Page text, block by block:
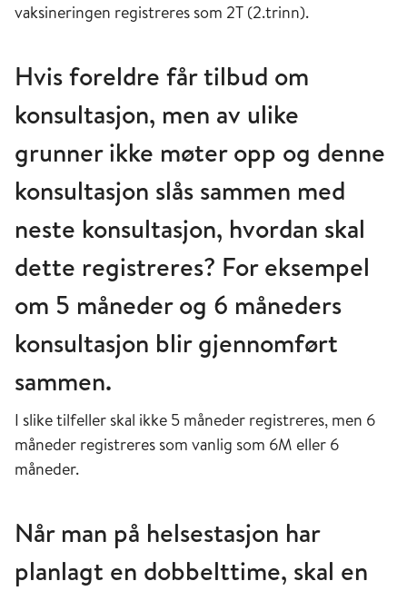
vaksineringen registreres som 2T (2.trinn).
Hvis foreldre får tilbud om
konsultasjon, men av ulike
grunner ikke møter opp og denne
konsultasjon slås sammen med
neste konsultasjon, hvordan skal
dette registreres? For eksempel
om 5 måneder og 6 måneders
konsultasjon blir gjennomført
sammen.
I slike tilfeller skal ikke 5 måneder registreres, men 6
måneder registreres som vanlig som 6M eller 6
måneder.
Når man på helsestasjon har
planlagt en dobbelttime, skal en